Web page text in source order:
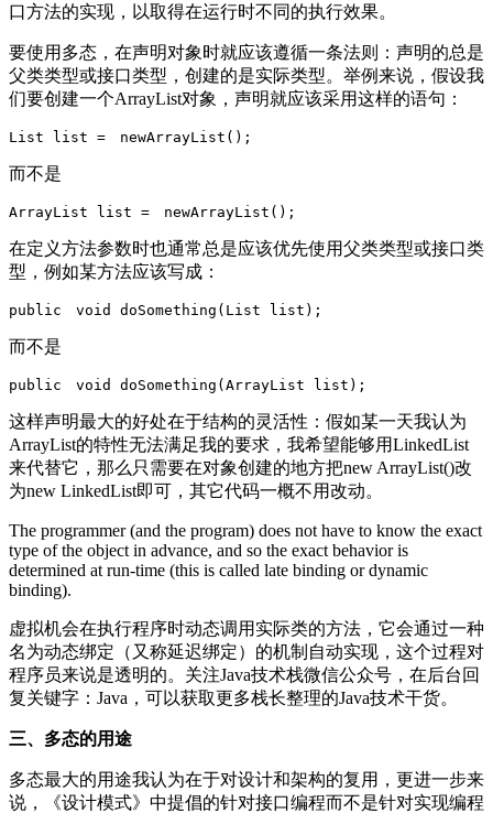
口方法的实现，以取得在运行时不同的执行效果。
要使用多态，在声明对象时就应该遵循一条法则：声明的总是
父类类型或接口类型，创建的是实际类型。举例来说，假设我
们要创建一个ArrayList对象，声明就应该采用这样的语句：
而不是
在定义方法参数时也通常总是应该优先使用父类类型或接口类
型，例如某方法应该写成：
而不是
这样声明最大的好处在于结构的灵活性：假如某一天我认为
ArrayList的特性无法满足我的要求，我希望能够用LinkedList
来代替它，那么只需要在对象创建的地方把new ArrayList()改
为new LinkedList即可，其它代码一概不用改动。
The programmer (and the program) does not have to know the exact
type of the object in advance, and so the exact behavior is
determined at run-time (this is called late binding or dynamic
binding).
虚拟机会在执行程序时动态调用实际类的方法，它会通过一种
名为动态绑定（又称延迟绑定）的机制自动实现，这个过程对
程序员来说是透明的。关注Java技术栈微信公众号，在后台回
复关键字：Java，可以获取更多栈长整理的Java技术干货。
三、多态的用途
多态最大的用途我认为在于对设计和架构的复用，更进一步来
说，《设计模式》中提倡的针对接口编程而不是针对实现编程